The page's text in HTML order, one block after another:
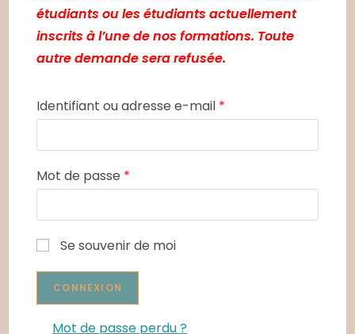
étudiants ou les étudiants actuellement
inscrits à l’une de nos formations. Toute
autre demande sera refusée.
Identifiant ou adresse e-mail *
Mot de passe *
Se souvenir de moi
Mot de passe perdu ?